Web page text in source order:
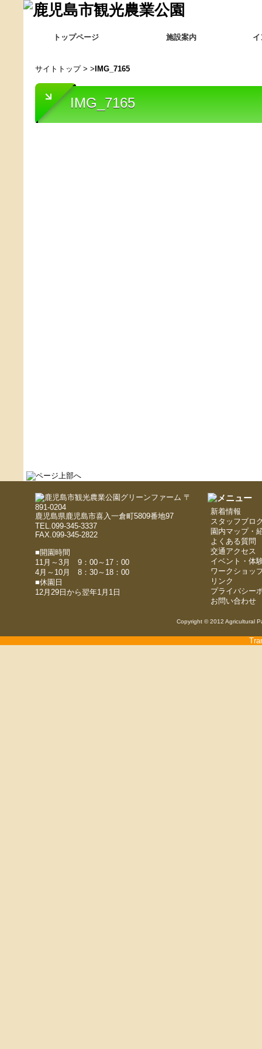
トップページ 施設案内
サイトトップ> > IMG_7165
IMG_7165
〒
891-0204
鹿児島県鹿児島市喜入一倉町5809番地97
TEL.099-345-3337
FAX.099-345-2822
■開園時間
11月～3月 9：00～17：00
4月～10月 8：30～18：00
■休園日
12月29日から翌年1月1日
新着情報
スタッフブロ
園内マップ・
よくある質問
交通アクセス
イベント・体
ワークショッ
リンク
プライバシー
お問い合わせ
Copyright © 2012 Agricultural